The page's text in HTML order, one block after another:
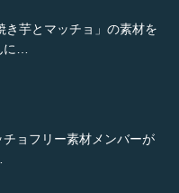
き芋とマッチョ」の素材を
に…
チョフリー素材メンバーが